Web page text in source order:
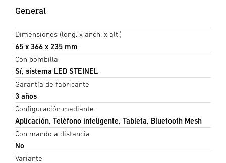
General
Dimensiones (long. x anch. x alt.)
65 x 366 x 235 mm
Con bombilla
Sí, sistema LED STEINEL
Garantía de fabricante
3 años
Configuración mediante
Aplicación, Teléfono inteligente, Tableta, Bluetooth Mesh
Con mando a distancia
No
Variante